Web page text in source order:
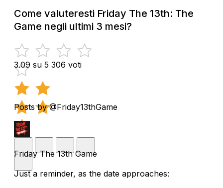
Come valuteresti Friday The 13th: The
Game negli ultimi 3 mesi?
3.09 su 5 306 voti
Posts by @Friday13thGame
Friday The 13th Game
Just a reminder, as the date approaches: